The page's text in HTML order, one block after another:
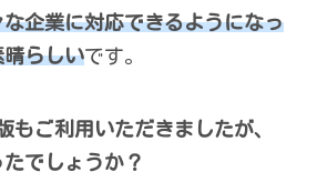
企業に対応できるようになっ
らしいです。
ご利用いただきましたが、
でしょうか？